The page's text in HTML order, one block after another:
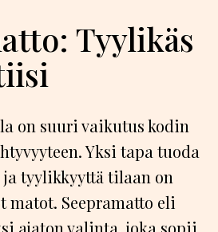
Tyylikäs
on suuri vaikutus kodin
Yksi tapa tuoda
tyylikkyyttä tilaan on
matot. Seepramatto eli
ajaton valinta, joka sopii